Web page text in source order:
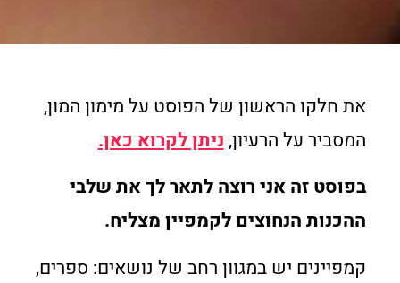
את חלקו הראשון של הפוסט על מימון המון,
המסביר על הרעיון,ניתן לקרוא כאן.
בפוסט זה אני רוצה לתאר לך את שלבי
ההכנות הנחוצים לקמפיין מצליח.
קמפיינים יש במגוון רחב של נושאים: ספרים,